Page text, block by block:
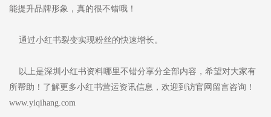
能提升品牌形象，真的很不错哦！
通过小红书裂变实现粉丝的快速增长。
以上是深圳小红书资料哪里不错分享分全部内容，希望对大家有
所帮助！了解更多小红书营运资讯信息，欢迎到访官网留言咨询！
www.yiqihang.com